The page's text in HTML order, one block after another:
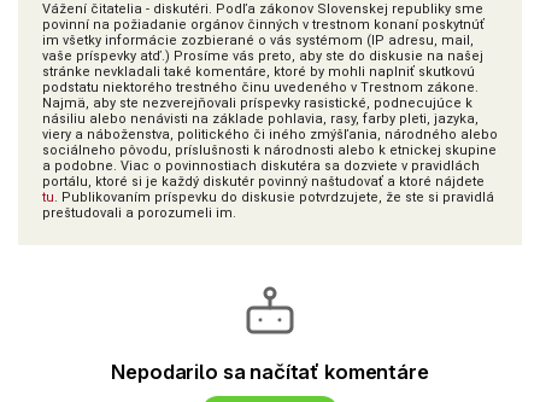
Vážení čitatelia - diskutéri. Podľa zákonov Slovenskej republiky sme
povinní na požiadanie orgánov činných v trestnom konaní poskytnúť
im všetky informácie zozbierané o vás systémom (IP adresu, mail,
vaše príspevky atď.) Prosíme vás preto, aby ste do diskusie na našej
stránke nevkladali také komentáre, ktoré by mohli naplniť skutkovú
podstatu niektorého trestného činu uvedeného v Trestnom zákone.
Najmä, aby ste nezverejňovali príspevky rasistické, podnecujúce k
násiliu alebo nenávisti na základe pohlavia, rasy, farby pleti, jazyka,
viery a náboženstva, politického či iného zmýšľania, národného alebo
sociálneho pôvodu, príslušnosti k národnosti alebo k etnickej skupine
a podobne. Viac o povinnostiach diskutéra sa dozviete v pravidlách
portálu, ktoré si je každý diskutér povinný naštudovať a ktoré nájdete
tu. Publikovaním príspevku do diskusie potvrdzujete, že ste si pravidlá
preštudovali a porozumeli im.